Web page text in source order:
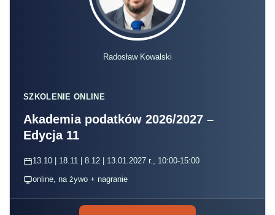
Radosław Kowalski
SZKOLENIE ONLINE
Akademia podatków 2026/2027 –
Edycja 11
13.10 | 18.11 | 8.12 | 13.01.2027 r., 10:00-15:00
online, na żywo + nagranie